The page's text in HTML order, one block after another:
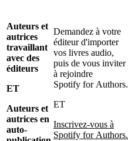
Auteurs et
autrices
travaillant
avec des
éditeurs
ET
Auteurs et
autrices en
auto-
Demandez à votre
éditeur d'importer
vos livres audio,
puis de vous inviter
à rejoindre
Spotify for Authors.
ET
Inscrivez-vous à
Spotify for Authors.